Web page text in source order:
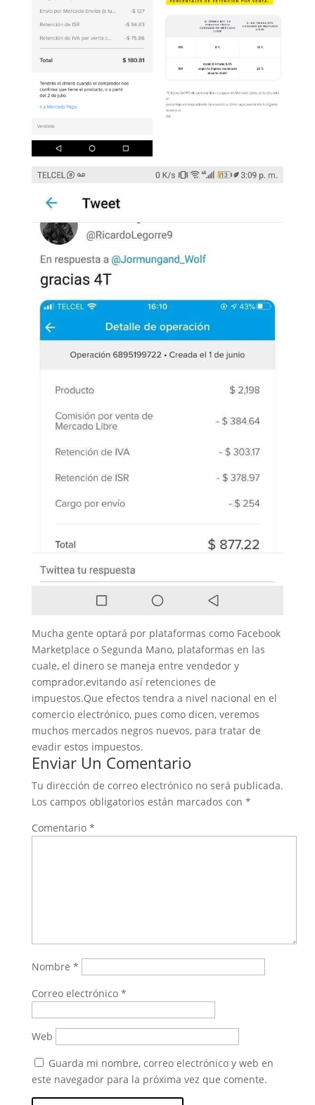
Mucha gente optará por plataformas como Facebook
Marketplace o Segunda Mano, plataformas en las
cuale, el dinero se maneja entre vendedor y
comprador,evitando así retenciones de
impuestos.Que efectos tendra a nivel nacional en el
comercio electrónico, pues como dicen, veremos
muchos mercados negros nuevos, para tratar de
evadir estos impuestos.
Enviar Un Comentario
Tu dirección de correo electrónico no será publicada.
Los campos obligatorios están marcados con *
Comentario *
Nombre *
Correo electrónico *
Web
Guarda mi nombre, correo electrónico y web en
este navegador para la próxima vez que comente.